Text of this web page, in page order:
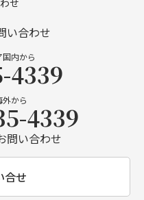
せ
い合わせ
内から
4339
から
4339
問い合わせ
合せ